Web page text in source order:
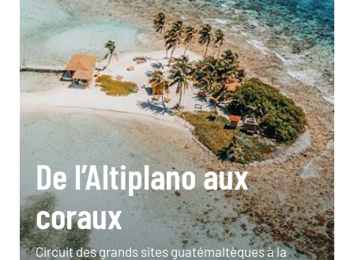
De l’Altiplano aux
coraux
Circuit des grands sites guatémaltèques à la